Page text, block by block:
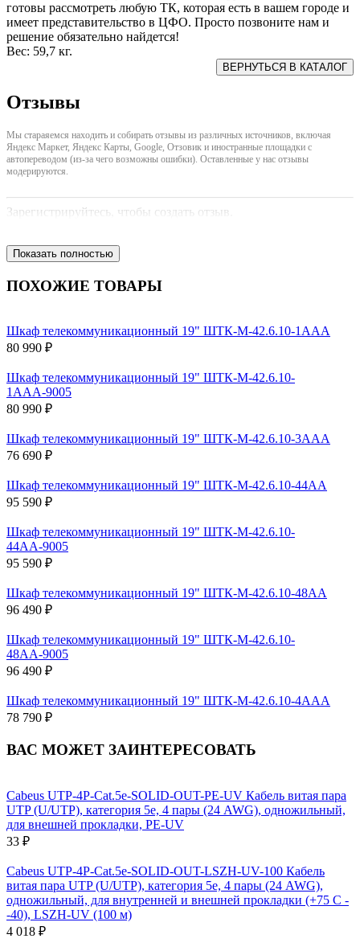
готовы рассмотреть любую ТК, которая есть в вашем городе и
имеет представительство в ЦФО. Просто позвоните нам и
решение обязательно найдется!
Вес: 59,7 кг.
Отзывы
Мы стараяемся находить и собирать отзывы из различных источников, включая
Яндекс Маркет, Яндекс Карты, Google, Отзовик и иностранные площадки с
автопереводом (из-за чего возможны ошибки). Оставленные у нас отзывы
модерируются.
Зарегистрируйтесь, чтобы создать отзыв.
Показать полностью
ПОХОЖИЕ ТОВАРЫ
Шкаф телекоммуникационный 19" ШТК-М-42.6.10-1ААА
80 990 ₽
Шкаф телекоммуникационный 19" ШТК-М-42.6.10-
1ААА-9005
80 990 ₽
Шкаф телекоммуникационный 19" ШТК-М-42.6.10-3ААА
76 690 ₽
Шкаф телекоммуникационный 19" ШТК-М-42.6.10-44АА
95 590 ₽
Шкаф телекоммуникационный 19" ШТК-М-42.6.10-
44АА-9005
95 590 ₽
Шкаф телекоммуникационный 19" ШТК-М-42.6.10-48АА
96 490 ₽
Шкаф телекоммуникационный 19" ШТК-М-42.6.10-
48АА-9005
96 490 ₽
Шкаф телекоммуникационный 19" ШТК-М-42.6.10-4ААА
78 790 ₽
ВАС МОЖЕТ ЗАИНТЕРЕСОВАТЬ
Cabeus UTP-4P-Cat.5e-SOLID-OUT-PE-UV Кабель витая пара
UTP (U/UTP), категория 5e, 4 пары (24 AWG), одножильный,
для внешней прокладки, PE-UV
33 ₽
Cabeus UTP-4P-Cat.5e-SOLID-OUT-LSZH-UV-100 Кабель
витая пара UTP (U/UTP), категория 5e, 4 пары (24 AWG),
одножильный, для внутренней и внешней прокладки (+75 C -
-40), LSZH-UV (100 м)
4 018 ₽